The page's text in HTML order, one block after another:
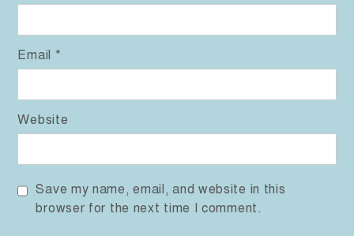
Email *
Website
Save my name, email, and website in this
browser for the next time I comment.